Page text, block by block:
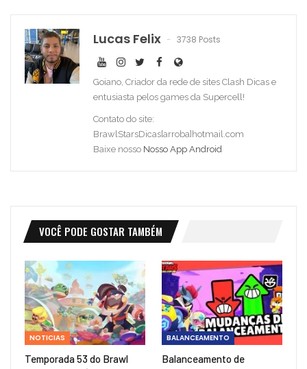
Lucas Felix 3738 Posts
Goiano, Criador da rede de sites Clash Dicas e
entusiasta pelos games da Supercell!
Contato do site:
BrawlStarsDicas[arroba]hotmail.com
Baixe nosso Nosso App Android
VOCÊ PODE GOSTAR TAMBÉM
NOTICIAS
Temporada 53 do Brawl
BALANCEAMENTO
Balanceamento de